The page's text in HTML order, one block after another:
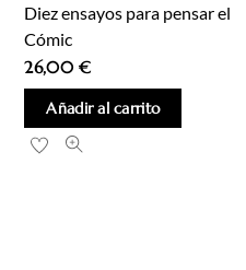
Diez ensayos para pensar el
Cómic
26,00€
Añadir al carrito